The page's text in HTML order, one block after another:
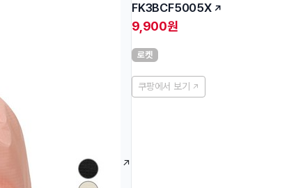
FK3BCF5005X
9,900원
로켓
쿠팡에서 보기